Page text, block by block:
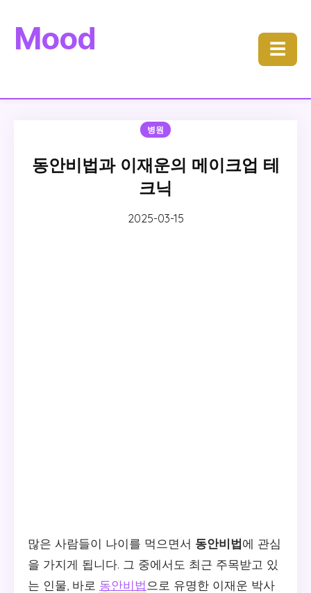
Mood ☰
병원
동안비법과 이재운의 메이크업 테
크닉
2025-03-15
많은 사람들이 나이를 먹으면서 동안비법에 관심
을 가지게 됩니다. 그 중에서도 최근 주목받고 있
는 인물, 바로 동안비법으로 유명한 이재운 박사